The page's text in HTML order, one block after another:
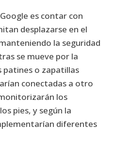
es contar con
desplazarse en el
la seguridad
se mueve por la
patines o zapatillas
conectadas a otro
los
pies, y según la
diferentes